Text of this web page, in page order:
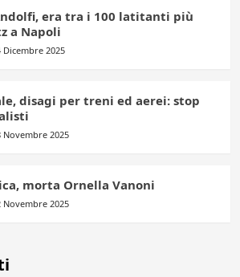
era tra i 100 latitanti più
a Napoli
Dicembre 2025
disagi per treni ed aerei: stop
Novembre 2025
morta Ornella Vanoni
Novembre 2025